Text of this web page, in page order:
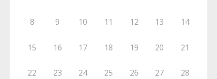
8 9 10 11 12 13 14
15 16 17 18 19 20 21
22 23 24 25 26 27 28